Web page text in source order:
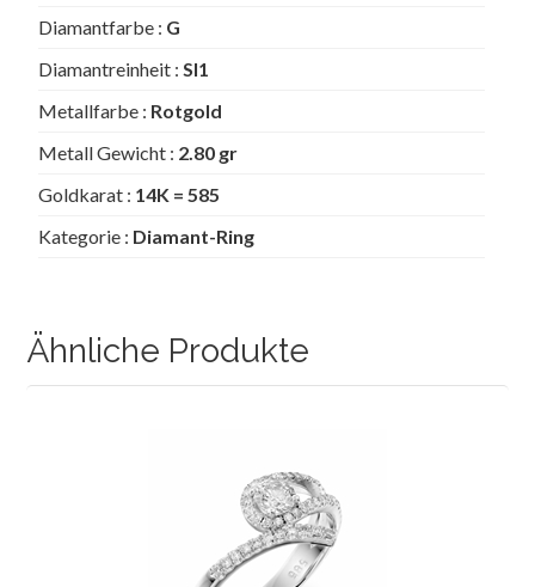
Diamantfarbe : G
Diamantreinheit :SI1
Metallfarbe : Rotgold
Metall Gewicht : 2.80 gr
Goldkarat : 14K = 585
Kategorie : Diamant-Ring
Ähnliche Produkte